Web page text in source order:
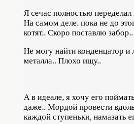
Я сечас полностью
На самом деле. пока не до
котят.. Скоро поставлю забор..
Не могу найти конденцатор и
металла.. Плохо ищу..
А в идеале, я хочу его
даже.. Мордой провести
каждой ступеньки, намазать